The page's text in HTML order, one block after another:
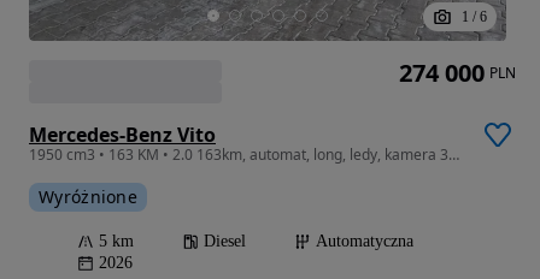
1 / 6
Mercedes-Benz Vito
1950 cm3 • 163 KM • 2.0 163km, automat, long, ledy, kamera 360, dostępny od ręki!
Wyróżnione
5 km Diesel
Automatyczna
2026
274 000 PLN